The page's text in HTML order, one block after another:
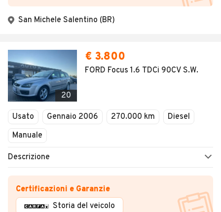
San Michele Salentino (BR)
20
€ 3.800
FORD Focus 1.6 TDCi 90CV S.W.
Usato Gennaio 2006 270.000 km
Diesel
Manuale
Descrizione
Certificazioni e Garanzie
Storia del veicolo